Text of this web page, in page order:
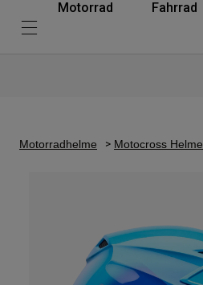
Motorrad Fahrrad
Motorradhelme Motocross Helme